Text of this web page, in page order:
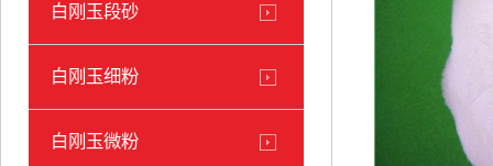
白刚玉段砂
白刚玉细粉
白刚玉微粉